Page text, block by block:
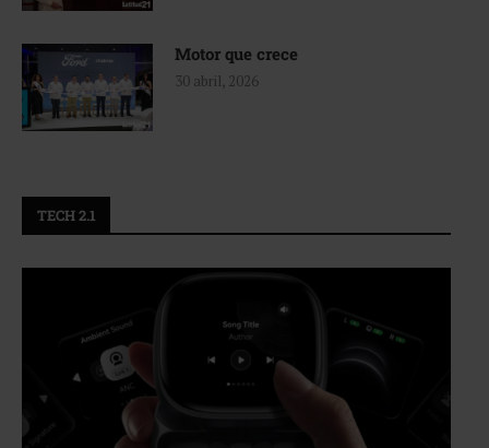
Motor que crece
30 abril, 2026
TECH 2.1